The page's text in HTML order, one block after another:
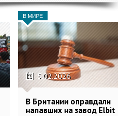
В МИРЕ
5.02.2026
В Британии оправдали
напавших на завод Elbit